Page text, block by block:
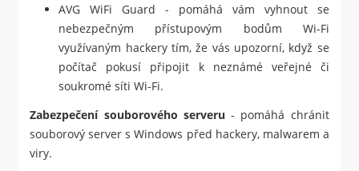
AVG WiFi Guard - pomáhá vám vyhnout se
nebezpečným přístupovým bodům Wi-Fi
využívaným hackery tím, že vás upozorní, když se
počítač pokusí připojit k neznámé veřejné či
soukromé síti Wi-Fi.
Zabezpečení souborového serveru - pomáhá chránit
souborový server s Windows před hackery, malwarem a
viry.